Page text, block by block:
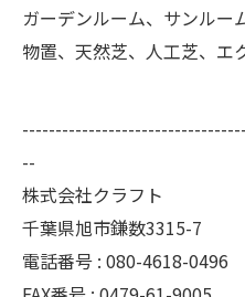
ガーデンルーム、サンルー
物置、天然芝、人工芝、エ
--
株式会社クラフト
千葉県旭市鎌数3315-7
電話番号 : 080-4618-0496